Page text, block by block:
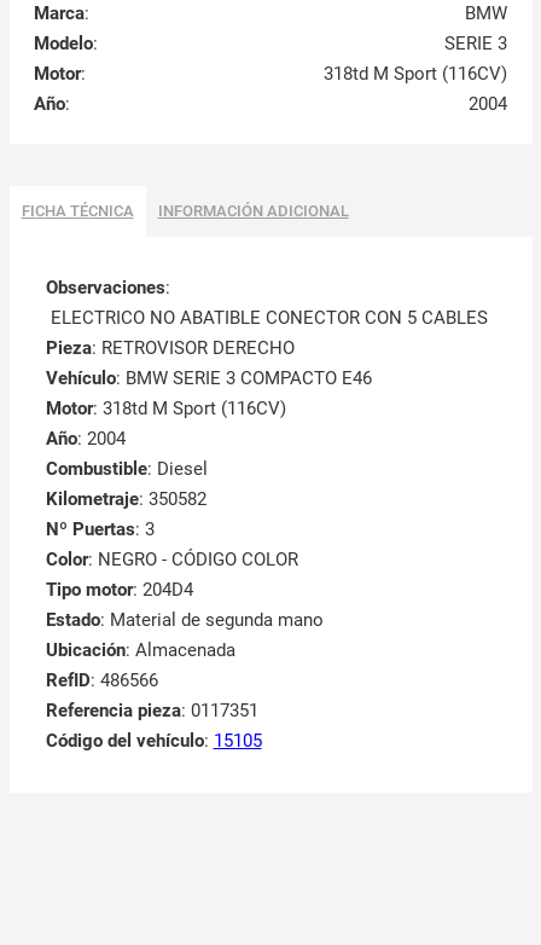
Marca:
BMW
Modelo:
SERIE 3
Motor:
318td M Sport (116CV)
Año: 2004
FICHA TÉCNICA INFORMACIÓN ADICIONAL
Observaciones:
ELECTRICO NO ABATIBLE CONECTOR CON 5 CABLES
Pieza: RETROVISOR DERECHO
Vehículo: BMW SERIE 3 COMPACTO E46
Motor: 318td M Sport (116CV)
Año: 2004
Combustible: Diesel
Kilometraje: 350582
Nº Puertas: 3
Color: NEGRO - CÓDIGO COLOR
Tipo motor: 204D4
Estado: Material de segunda mano
Ubicación: Almacenada
RefID: 486566
Referencia pieza: 0117351
Código del vehículo: 15105